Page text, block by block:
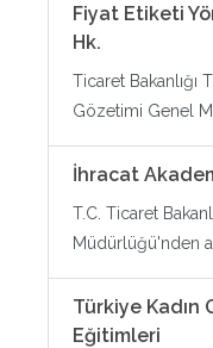
Fiyat Etiketi
Hk.
Ticaret Bakanlığı
Gözetimi Genel
İhracat
T.C. Ticaret
Müdürlüğü'nden
Türkiye Kadın
Eğitimleri